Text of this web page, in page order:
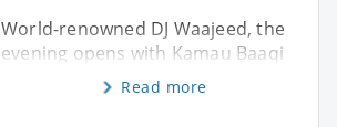
World-renowned DJ Waajeed, the
evening opens with Kamau Baaqi
Read more